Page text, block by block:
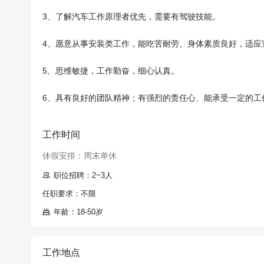
3、了解汽车工作原理者优先，需要有驾驶技能。
4、愿意从事安装类工作，能吃苦耐劳、身体素质良好，适应
5、思维敏捷，工作勤奋，细心认真。
6、具有良好的团队精神；有强烈的责任心、能承受一定的工
工作时间
休假安排：周末单休
职位招聘：2~3人
任职要求：不限
年龄：18-50岁
工作地点